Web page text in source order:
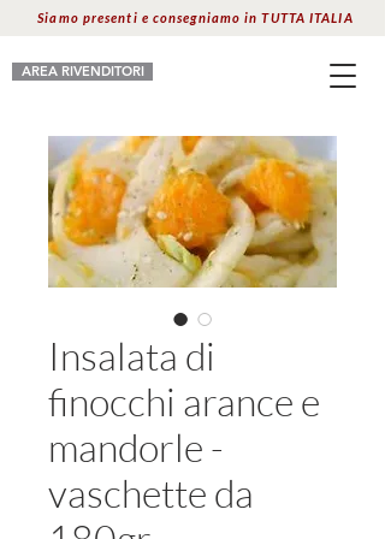
Siamo presenti e consegniamo in TUTTA ITALIA
AREA RIVENDITORI
Insalata di
finocchi arance e
mandorle -
vaschette da